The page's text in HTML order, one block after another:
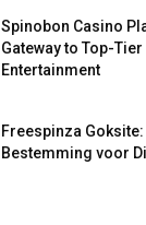
Spinobon Casino
Gateway to Top-
Entertainment
Freespinza
Bestemming voor